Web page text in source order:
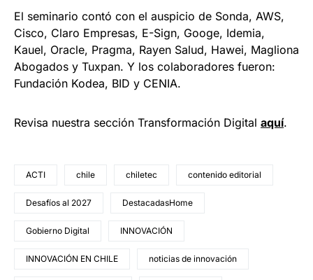
El seminario contó con el auspicio de Sonda, AWS,
Cisco, Claro Empresas, E-Sign, Googe, Idemia,
Kauel, Oracle, Pragma, Rayen Salud, Hawei, Magliona
Abogados y Tuxpan. Y los colaboradores fueron:
Fundación Kodea, BID y CENIA.
Revisa nuestra sección Transformación Digital aquí.
ACTI chile chiletec contenido editorial
Desafíos al 2027 DestacadasHome
Gobierno Digital INNOVACIÓN
INNOVACIÓN EN CHILE noticias de innovación